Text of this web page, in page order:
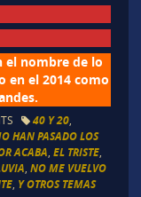
el nombre de lo
en el 2014 como
40 Y 20,
HAN PASADO LOS
ACABA, EL TRISTE,
, NO ME VUELVO
, Y OTROS TEMAS